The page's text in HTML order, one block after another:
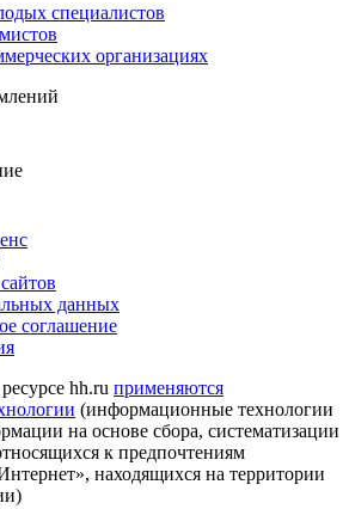
специалистов
организациях
данных
соглашение
hh.ru применяются
(информационные технологии
на основе сбора, систематизации
к предпочтениям
находящихся на территории